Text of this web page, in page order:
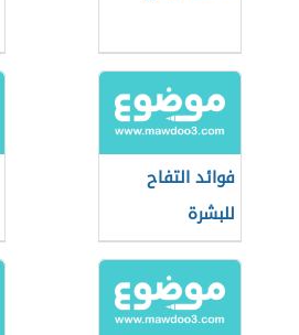
فوائد التفاح
للبشرة